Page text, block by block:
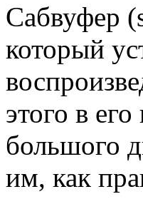
Сабвуфер
который
этого в
большого
им, как